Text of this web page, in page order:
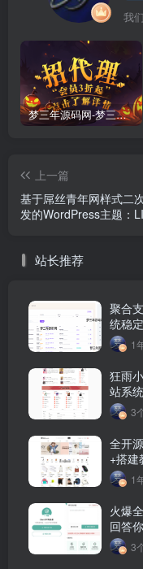
我
梦三年源码网-梦三年ym会员代理详情
上一篇
基于屌丝青年网样式二
发的WordPress主题：
站长推荐
聚合
统稳
1
狂雨
站系统
3
全开
+搭建
1
火爆
回答
3